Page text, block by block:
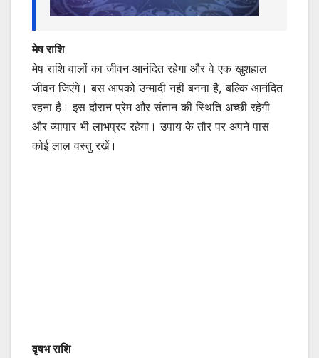
मेष राशि
मेष राशि वालों का जीवन आनंदित रहेगा और वे एक खुशहाल
जीवन जिएंगे। बस आपको उन्मादी नहीं बनना है, बल्कि आनंदित
रहना है। इस दौरान प्रेम और संतान की स्थिति अच्छी रहेगी
और व्यापार भी लाभप्रद रहेगा। उपाय के तौर पर अपने पास
कोई लाल वस्तु रखें।
वृषभ राशि